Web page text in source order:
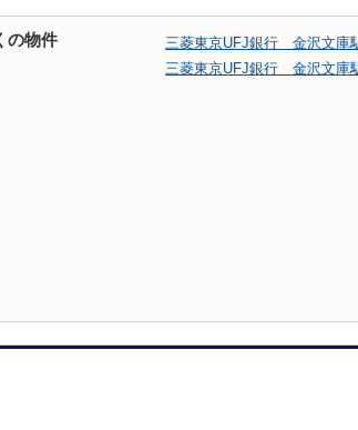
の物件
三菱東京UFJ銀行 金沢文庫
三菱東京UFJ銀行 金沢文庫